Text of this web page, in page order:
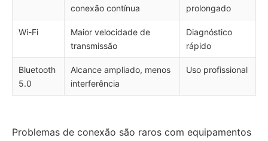
conexão contínua
prolongado
Wi-Fi
Maior velocidade de
transmissão
Diagnóstico
rápido
Bluetooth
5.0
Alcance ampliado, menos
interferência
Uso profissional
Problemas de conexão são raros com equipamentos